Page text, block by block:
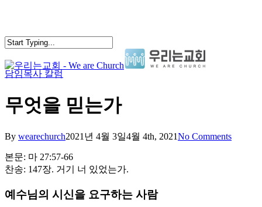
content
search
Menu
담임목사 칼럼
무엇을 믿는가
By wearechurch2021년 4월 3일4월 4th, 2021No Comments
본문: 마 27:57-66
찬송: 147장. 거기 너 있었는가.
예수님의 시신을 요구하는 사람